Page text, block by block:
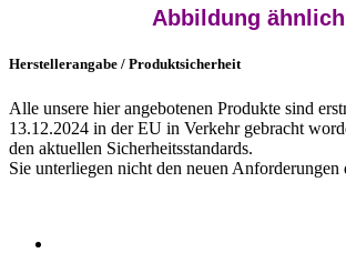
Abbildung ähnlich
Herstellerangabe / Produktsicherheit
Alle unsere hier angebotenen Produkte sind
13.12.2024 in der EU in Verkehr gebracht
den aktuellen Sicherheitsstandards.
Sie unterliegen nicht den neuen Anforderungen